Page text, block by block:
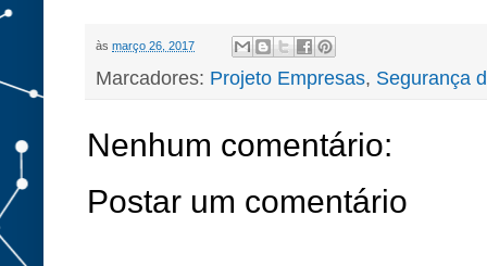
às março 26, 2017
Marcadores: Projeto Empresas, Segurança
Nenhum comentário:
Postar um comentário